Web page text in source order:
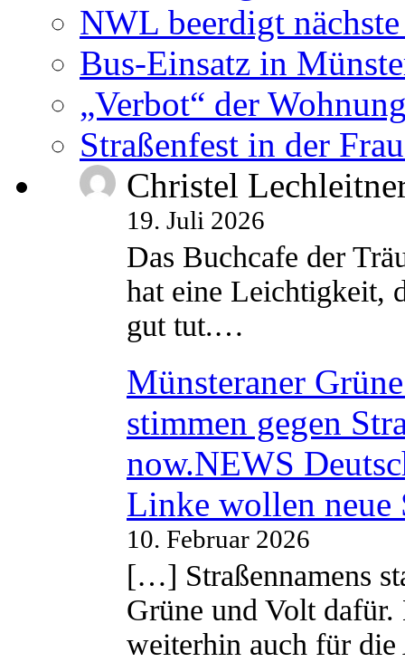
NWL beerdigt
Bus-Einsatz in
„Verbot“ der
Straßenfest in der
Christel
19. Juli 2026
Das Buchcafe der
hat eine Leichtigkeit,
gut tut.…
Münsteraner
stimmen gegen
now.NEWS
Linke wollen neue
10. Februar 2026
[…] Straßennamens
Grüne und Volt
weiterhin auch für